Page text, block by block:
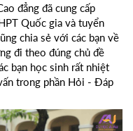
đẳng đã cung cấp
Quốc gia và tuyển
chia sẻ với các bạn về
đi theo đúng chủ đề
bạn học sinh rất nhiệt
trong phần Hỏi - Đáp